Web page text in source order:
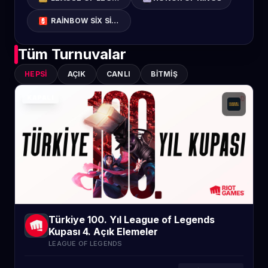
RAINBOW SIX SIEGE
Tüm Turnuvalar
HEPSI AÇIK CANLI BITMIŞ
Türkiye 100. Yıl League of Legends
Kupası 4. Açık Elemeler
LEAGUE OF LEGENDS